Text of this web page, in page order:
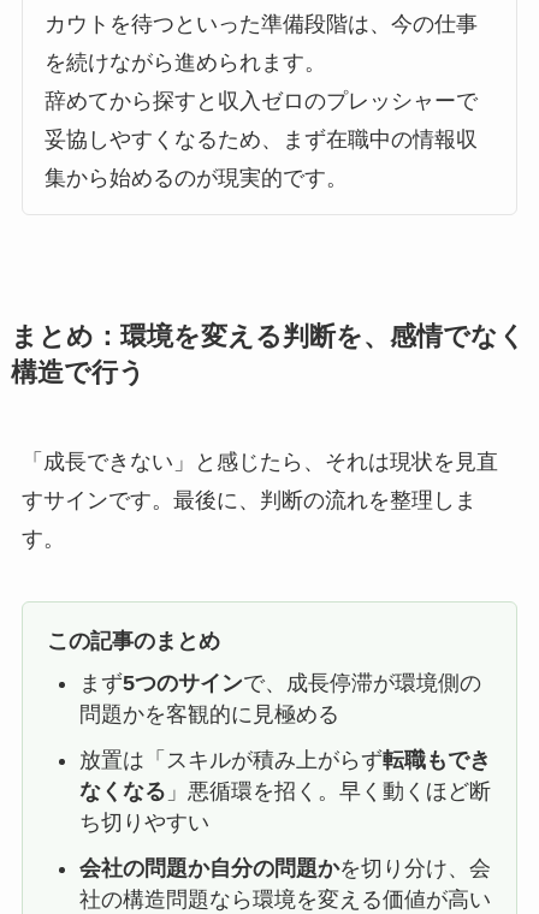
カウトを待つといった準備段階は、今の仕事
を続けながら進められます。
辞めてから探すと収入ゼロのプレッシャーで
妥協しやすくなるため、まず在職中の情報収
集から始めるのが現実的です。
まとめ：環境を変える判断を、感情でなく
構造で行う
「成長できない」と感じたら、それは現状を見直
すサインです。最後に、判断の流れを整理しま
す。
この記事のまとめ
まず5つのサインで、成長停滞が環境側の
問題かを客観的に見極める
放置は「スキルが積み上がらず転職もでき
なくなる 」悪循環を招く。早く動くほど断
ち切りやすい
会社の問題か自分の問題かを切り分け、会
社の構造問題なら環境を変える価値が高い